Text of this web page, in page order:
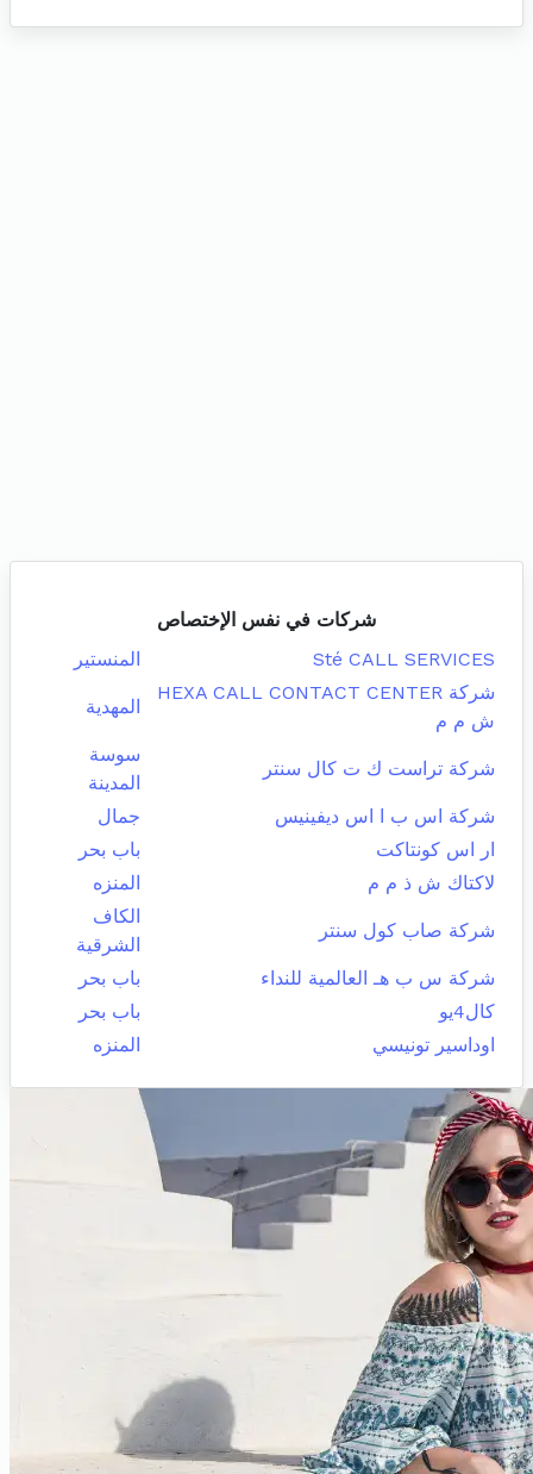
شركات في نفس الإختصاص
Sté CALL SERVICES
المنستير
شركة HEXA CALL CONTACT CENTER
ش م م
المهدية
شركة تراست ك ت كال سنتر
سوسة
المدينة
شركة اس ب ا اس ديفينيس
جمال
ار اس كونتاكت
باب بحر
لاكتاك ش ذ م م
المنزه
شركة صاب كول سنتر
الكاف
الشرقية
شركة س ب هـ العالمية للنداء
باب بحر
كال4يو
باب بحر
اوداسير تونيسي
المنزه